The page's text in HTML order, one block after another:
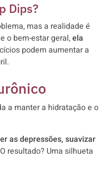
Dips?
mas a realidade é
o bem-estar geral,ela
podem aumentar a
a manter a hidratação e o
as depressões, suavizar
O resultado? Uma silhueta